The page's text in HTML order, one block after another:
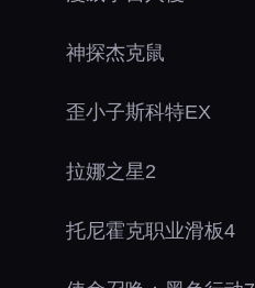
神探杰克鼠
歪小子斯科特EX
拉娜之星2
托尼霍克职业滑板4